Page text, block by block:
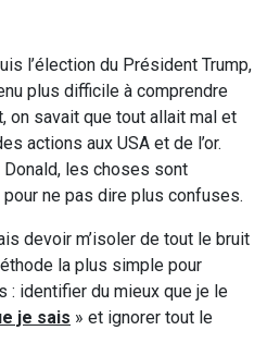
l’élection du Président Trump,
plus difficile à comprendre
on savait que tout allait mal et
actions aux USA et de l’or.
Donald, les choses sont
ne pas dire plus confuses.
devoir m’isoler de tout le bruit
la plus simple pour
: identifier du mieux que je le
je sais » et ignorer tout le